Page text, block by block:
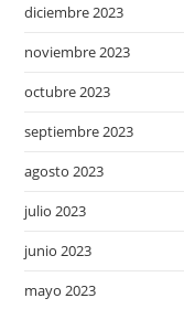
diciembre 2023
noviembre 2023
octubre 2023
septiembre 2023
agosto 2023
julio 2023
junio 2023
mayo 2023